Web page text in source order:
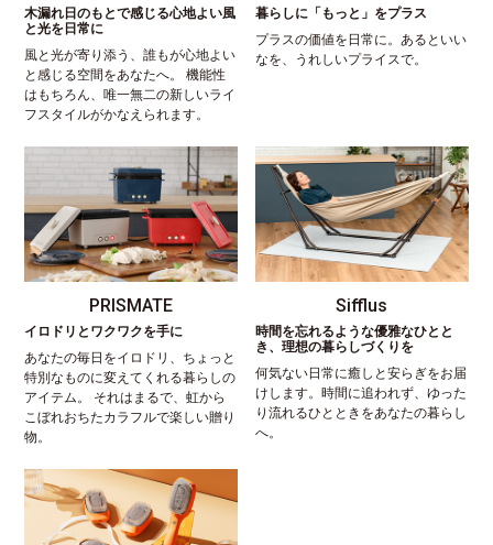
木漏れ日のもとで感じる心地よい風
と光を日常に
風と光が寄り添う、誰もが心地よい
と感じる空間をあなたへ。 機能性
はもちろん、唯一無二の新しいライ
フスタイルがかなえられます。
暮らしに「もっと」をプラス
プラスの価値を日常に。あるといい
なを、うれしいプライスで。
PRISMATE
イロドリとワクワクを手に
あなたの毎日をイロドリ、ちょっと
特別なものに変えてくれる暮らしの
アイテム。 それはまるで、虹から
こぼれおちたカラフルで楽しい贈り
物。
Sifflus
時間を忘れるような優雅なひとと
き、理想の暮らしづくりを
何気ない日常に癒しと安らぎをお届
けします。時間に追われず、ゆった
り流れるひとときをあなたの暮らし
へ。